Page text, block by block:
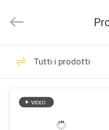
CASA
PRODOTTI
Reserved.
unità
Tutti i prodotti